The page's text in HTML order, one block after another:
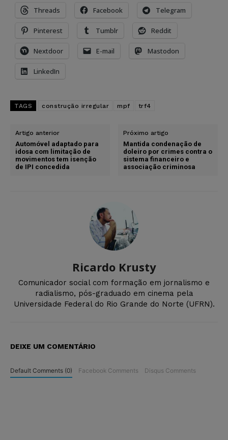
Threads Facebook Telegram
Pinterest Tumblr Reddit
Nextdoor E-mail Mastodon
LinkedIn
TAGS construção irregular mpf trf4
Artigo anterior
Automóvel adaptado para
idosa com limitação de
movimentos tem isenção
de IPI concedida
Próximo artigo
Mantida condenação de
doleiro por crimes contra o
sistema financeiro e
associação criminosa
Ricardo Krusty
Comunicador social com formação em jornalismo e
radialismo, pós-graduado em cinema pela
Universidade Federal do Rio Grande do Norte (UFRN).
DEIXE UM COMENTÁRIO
Default Comments (0) Facebook Comments Disqus Comments